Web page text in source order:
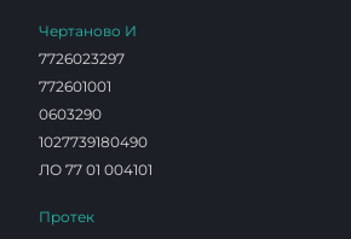
Чертаново И
7726023297
772601001
0603290
1027739180490
ЛО 77 01 004101
Протек